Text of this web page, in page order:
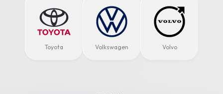
Toyota Volkswagen Volvo